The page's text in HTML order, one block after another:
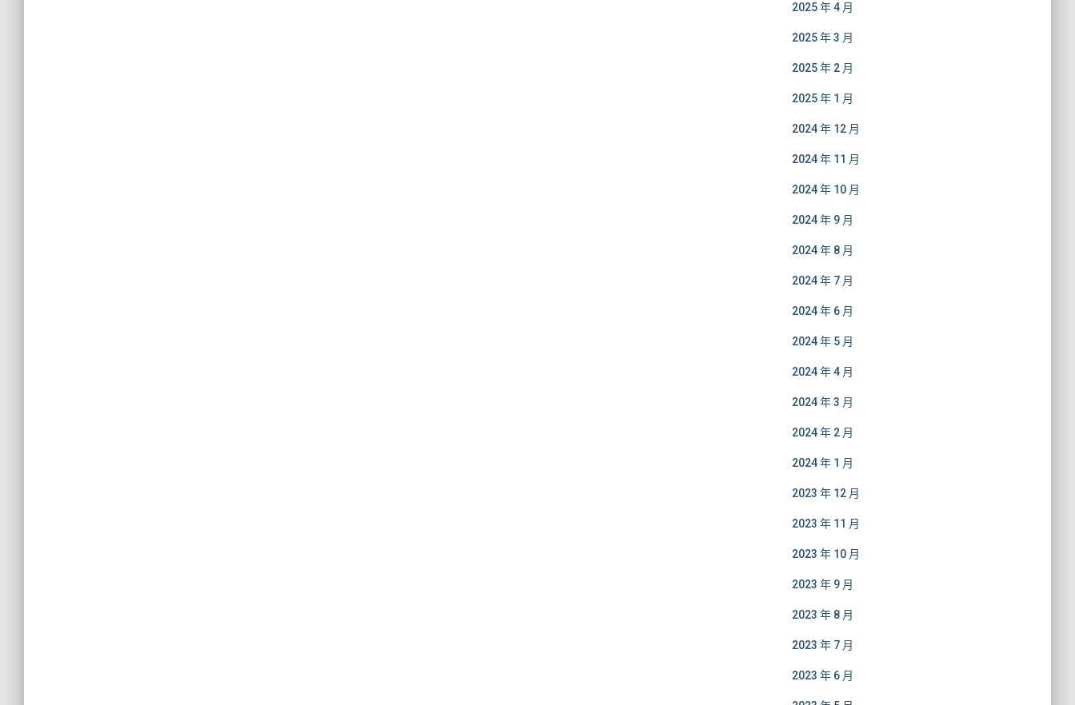
2025 年 4 月
2025 年 3 月
2025 年 2 月
2025 年 1 月
2024 年 12 月
2024 年 11 月
2024 年 10 月
2024 年 9 月
2024 年 8 月
2024 年 7 月
2024 年 6 月
2024 年 5 月
2024 年 4 月
2024 年 3 月
2024 年 2 月
2024 年 1 月
2023 年 12 月
2023 年 11 月
2023 年 10 月
2023 年 9 月
2023 年 8 月
2023 年 7 月
2023 年 6 月